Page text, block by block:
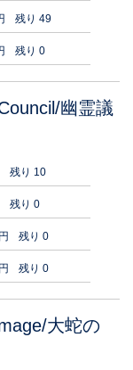
残り 49
残り 0
幽霊議
残り 10
残り 0
残り 0
残り 0
大蛇の